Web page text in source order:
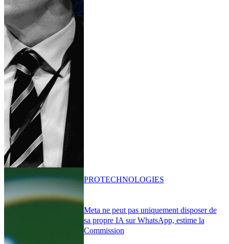
Meta ne peut pas uniquement disposer de
sa propre IA sur WhatsApp, estime la
Commission
PROTECHNOLOGIES